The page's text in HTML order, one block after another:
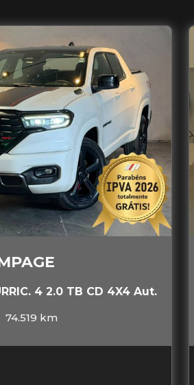
4 2.0 TB CD 4X4 Aut.
74.519 km